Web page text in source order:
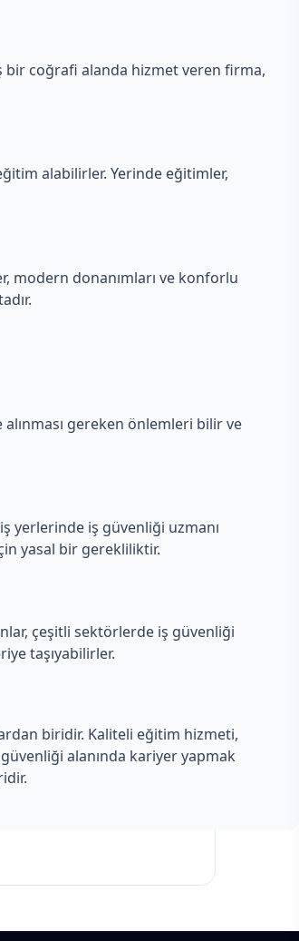
bir coğrafi alanda hizmet veren firma,
alabilirler. Yerinde eğitimler,
modern donanımları ve konforlu
gereken önlemleri bilir ve
yerlerinde iş güvenliği uzmanı
yasal bir gerekliliktir.
çeşitli sektörlerde iş güvenliği
taşıyabilirler.
biridir. Kaliteli eğitim hizmeti,
alanında kariyer yapmak